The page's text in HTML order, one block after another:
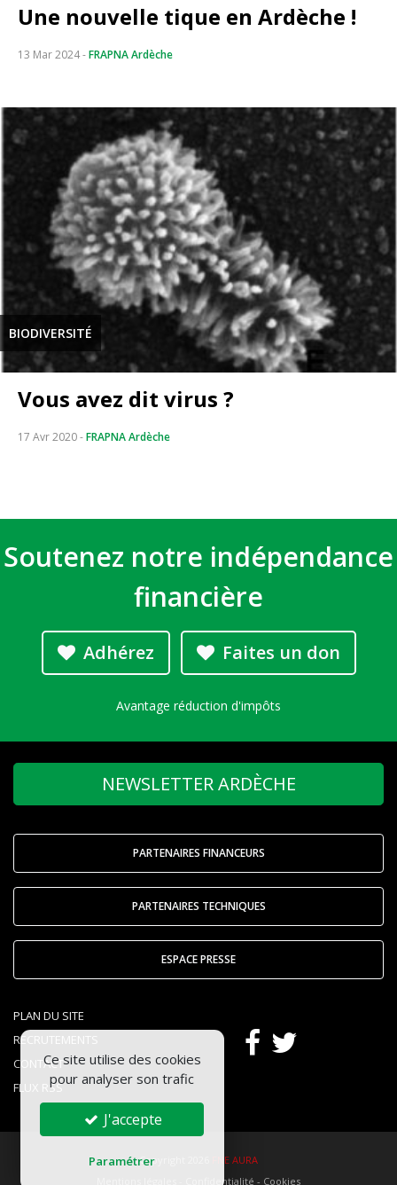
Une nouvelle tique en Ardèche !
13 Mar 2024-FRAPNA Ardèche
BIODIVERSITÉ
Vous avez dit virus ?
17 Avr 2020-FRAPNA Ardèche
Soutenez notre indépendance
financière
Adhérez Faites un don
Avantage réduction d'impôts
NEWSLETTER ARDÈCHE
PARTENAIRES FINANCEURS
PARTENAIRES TECHNIQUES
ESPACE PRESSE
PLAN DU SITE
RECRUTEMENTS
CONTACT
FLUX RSS
Copyright 2026
FNE AURA
Confidentialité - Cookies
Ce site utilise des cookies
pour analyser son trafic
J'accepte
Paramétrer